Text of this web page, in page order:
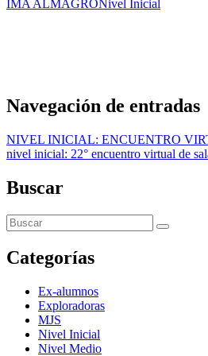
IMA ALMAGRONivel Inicial
Navegación de entradas
NIVEL INICIAL: ENCUENTRO
nivel inicial: 22° encuentro virtual de
Buscar
Categorías
Ex-alumnos
Exploradoras
MJS
Nivel Inicial
Nivel Medio